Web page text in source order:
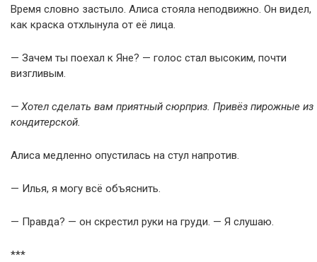
Время словно застыло. Алиса стояла неподвижно. Он видел,
как краска отхлынула от её лица.
— Зачем ты поехал к Яне? — голос стал высоким, почти
визгливым.
— Хотел сделать вам приятный сюрприз. Привёз пирожные из
кондитерской.
Алиса медленно опустилась на стул напротив.
— Илья, я могу всё объяснить.
— Правда? — он скрестил руки на груди. — Я слушаю.
***